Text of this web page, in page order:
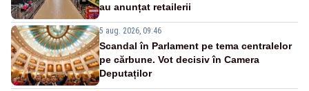
au anunțat retailerii
5 aug. 2026, 09:46
Scandal în Parlament pe tema centralelor
pe cărbune. Vot decisiv în Camera
Deputaților